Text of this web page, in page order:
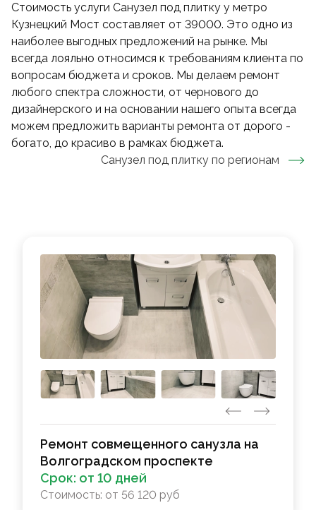
Стоимость услуги Санузел под плитку у метро
Кузнецкий Мост составляет от 39000. Это одно из
наиболее выгодных предложений на рынке. Мы
всегда лояльно относимся к требованиям клиента по
вопросам бюджета и сроков. Мы делаем ремонт
любого спектра сложности, от чернового до
дизайнерского и на основании нашего опыта всегда
можем предложить варианты ремонта от дорого -
богато, до красиво в рамках бюджета.
Санузел под плитку по регионам
Ремонт совмещенного санузла на
Волгоградском проспекте
Срок: от 10 дней
Стоимость: от 56 120 руб